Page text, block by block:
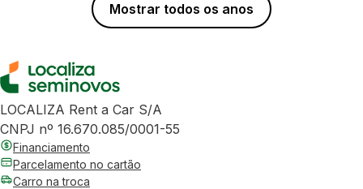
Mostrar todos os anos
LOCALIZA Rent a Car S/A
CNPJ nº 16.670.085/0001-55
Financiamento
Parcelamento no cartão
Carro na troca